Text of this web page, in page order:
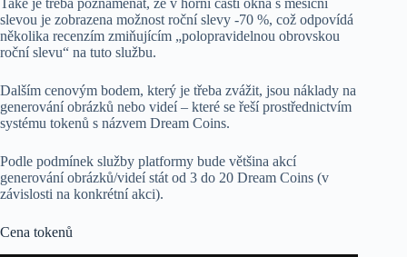
Také je třeba poznamenat, že v horní části okna s měsíční
slevou je zobrazena možnost roční slevy -70 %, což odpovídá
několika recenzím zmiňujícím „polopravidelnou obrovskou
roční slevu“ na tuto službu.
Dalším cenovým bodem, který je třeba zvážit, jsou náklady na
generování obrázků nebo videí – které se řeší prostřednictvím
systému tokenů s názvem Dream Coins.
Podle podmínek služby platformy bude většina akcí
generování obrázků/videí stát od 3 do 20 Dream Coins (v
závislosti na konkrétní akci).
Cena tokenů